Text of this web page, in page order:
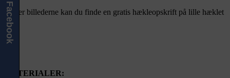
Under billederne kan du finde en gratis hækleopskrift på lille hæklet
kat.
MATERIALER:
Facebook